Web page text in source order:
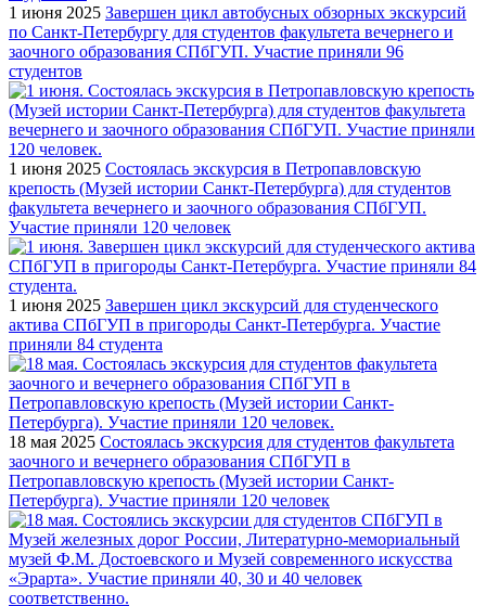
1 июня 2025 Завершен цикл автобусных обзорных экскурсий
по Санкт-Петербургу для студентов факультета вечернего и
заочного образования СПбГУП. Участие приняли 96
студентов
1 июня 2025 Состоялась экскурсия в Петропавловскую
крепость (Музей истории Санкт-Петербурга) для студентов
факультета вечернего и заочного образования СПбГУП.
Участие приняли 120 человек
1 июня 2025 Завершен цикл экскурсий для студенческого
актива СПбГУП в пригороды Санкт-Петербурга. Участие
приняли 84 студента
18 мая 2025 Состоялась экскурсия для студентов факультета
заочного и вечернего образования СПбГУП в
Петропавловскую крепость (Музей истории Санкт-
Петербурга). Участие приняли 120 человек